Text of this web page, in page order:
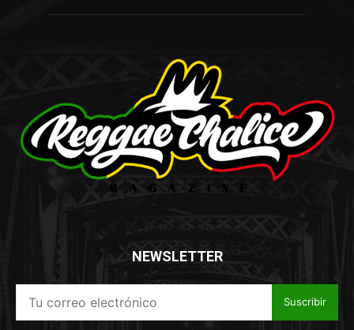
NEWSLETTER
Suscribir